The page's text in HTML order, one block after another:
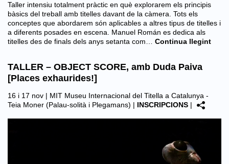
Taller intensiu totalment pràctic en què explorarem els principis
bàsics del treball amb titelles davant de la càmera. Tots els
conceptes que abordarem són aplicables a altres tipus de titelles i
a diferents posades en escena. Manuel Román es dedica als
titelles des de finals dels anys setanta com…
Continua llegint
TALLER – OBJECT SCORE, amb Duda Paiva
[Places exhaurides!]
16 i 17 nov | MIT Museu Internacional del Titella a Catalunya -
Teia Moner (Palau-solità i Plegamans) | INSCRIPCIONS |